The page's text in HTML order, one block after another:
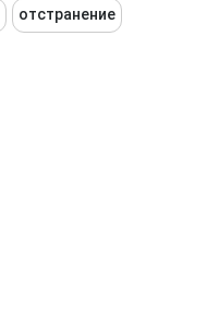
отстранение